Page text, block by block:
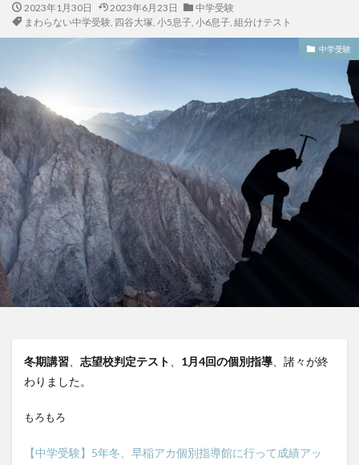
2023年1月30日 2023年6月23日
中学受験
まわらない中学受験, 四谷大塚, 小5息子, 小6息子, 組分けテスト
中学受験
冬期講習 志望校判定テスト 1月4回の個別指導 、諸々が終
わりました。
もろもろ
【中学受験】5年冬、早稲アカ個別指導館に行って成績アッ